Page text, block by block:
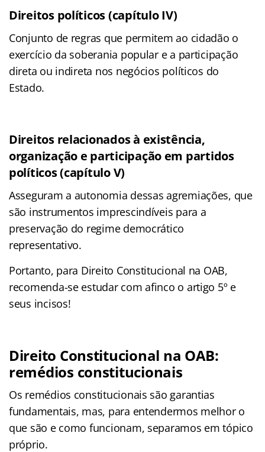
Direitos políticos (capítulo IV)
Conjunto de regras que permitem ao cidadão o
exercício da soberania popular e a participação
direta ou indireta nos negócios políticos do
Estado.
Direitos relacionados à existência,
organização e participação em partidos
políticos (capítulo V)
Asseguram a autonomia dessas agremiações, que
são instrumentos imprescindíveis para a
preservação do regime democrático
representativo.
Portanto, para Direito Constitucional na OAB,
recomenda-se estudar com afinco o artigo 5º e
seus incisos!
Direito Constitucional na OAB:
remédios constitucionais
Os remédios constitucionais são garantias
fundamentais, mas, para entendermos melhor o
que são e como funcionam, separamos em tópico
próprio.